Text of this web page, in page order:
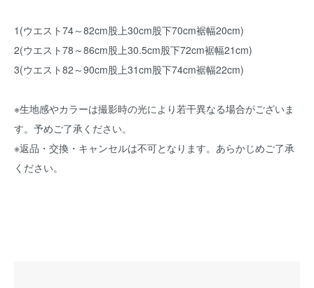
1(ウエスト74～82cm股上30cm股下70cm裾幅20cm)
2(ウエスト78～86cm股上30.5cm股下72cm裾幅21cm)
3(ウエスト82～90cm股上31cm股下74cm裾幅22cm)
※生地感やカラーは撮影時の光により若干異なる場合がございま
す。予めご了承ください。
※返品・交換・キャンセルは不可となります。あらかじめご了承
ください。